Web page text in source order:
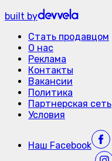
built by
Стать продавцом
О нас
Реклама
Контакты
Вакансии
Политика
Партнерская сеть
Условия
Наш Facebook